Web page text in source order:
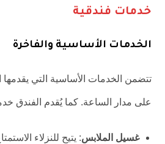
خدمات فندقية
الخدمات الأساسية والفاخرة
تتضمن الخدمات الأساسية التي يقدمها
على مدار الساعة. كما يُقدم الفندق
غسيل الملابس: يتيح للنزلاء